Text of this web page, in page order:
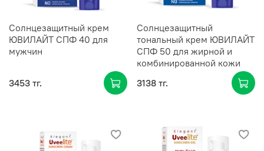
Солнцезащитный крем
ЮВИЛАЙТ СПФ 40 для
мужчин
3453 тг.
Солнцезащитный
тональный крем ЮВИЛАЙТ
СПФ 50 для жирной и
комбинированной кожи
3138 тг.